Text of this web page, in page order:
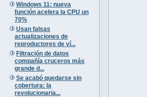
Windows 11: nueva
función acelera la CPU un
70%
Usan falsas
actualizaciones de
reproductores de ví...
Filtración de datos
compañía cruceros más
grande d...
Se acabó quedarse sin
cobertura: la
revolucionaria...